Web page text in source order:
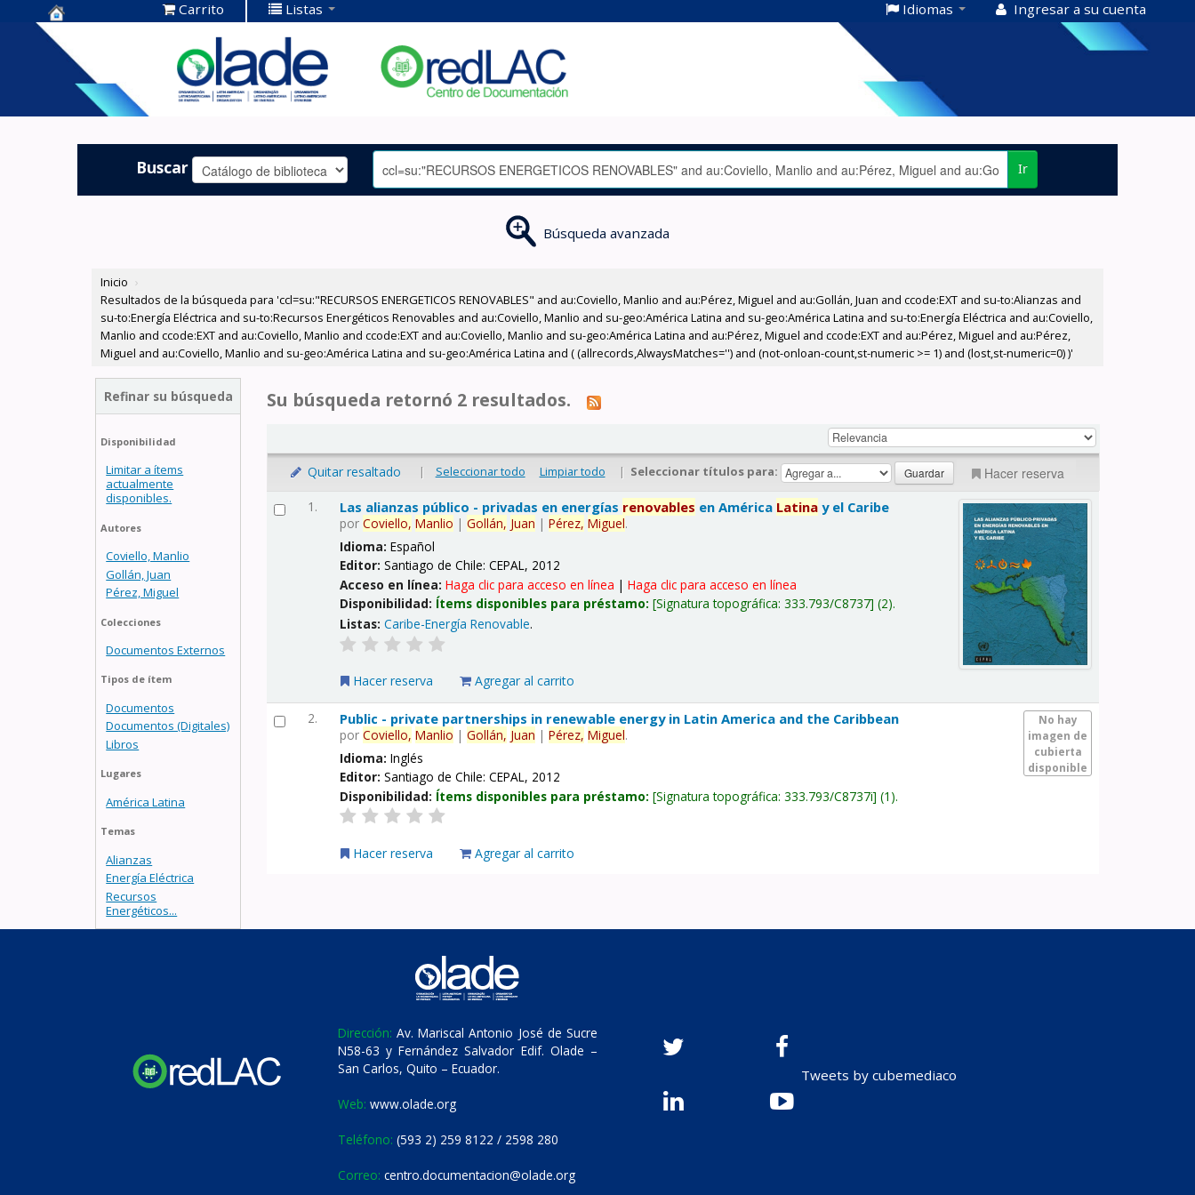
Centro de
Documentación
OLADE -
Carrito Listas Idiomas Ingresar a su cuenta
Buscar Ir
Búsqueda avanzada
Inicio ›
Resultados de la búsqueda para 'ccl=su:"RECURSOS ENERGETICOS RENOVABLES" and au:Coviello, Manlio and au:Pérez, Miguel and au:Gollán, Juan and ccode:EXT and su-to:Alianzas and
su-to:Energía Eléctrica and su-to:Recursos Energéticos Renovables and au:Coviello, Manlio and su-geo:América Latina and su-geo:América Latina and su-to:Energía Eléctrica and au:Coviello,
Manlio and ccode:EXT and au:Coviello, Manlio and ccode:EXT and au:Coviello, Manlio and su-geo:América Latina and au:Pérez, Miguel and ccode:EXT and au:Pérez, Miguel and au:Pérez,
Miguel and au:Coviello, Manlio and su-geo:América Latina and su-geo:América Latina and ( (allrecords,AlwaysMatches='') and (not-onloan-count,st-numeric >= 1) and (lost,st-numeric=0) )'
Refinar su búsqueda
Disponibilidad
Limitar a ítems
actualmente
disponibles.
Autores
Coviello, Manlio
Gollán, Juan
Pérez, Miguel
Colecciones
Documentos Externos
Tipos de ítem
Documentos
Documentos (Digitales)
Libros
Lugares
América Latina
Temas
Alianzas
Energía Eléctrica
Recursos
Energéticos...
Su búsqueda retornó 2 resultados.
Quitar resaltado | Seleccionar todo Limpiar todo | Seleccionar títulos para: Hacer reserva
1. Las alianzas público - privadas en energías renovables en América Latina y el Caribe
porCoviello, Manlio |Gollán, Juan |Pérez, Miguel.
Idioma:Español
Editor:Santiago de Chile: CEPAL, 2012
Acceso en línea:Haga clic para acceso en línea |Haga clic para acceso en línea
Disponibilidad: Ítems disponibles para préstamo: Signatura topográfica:333.793/C8737 (2).
Listas: Caribe-Energía Renovable.
Hacer reserva Agregar al carrito
2.
No hay
imagen de
cubierta
disponible
Public - private partnerships in renewable energy in Latin America and the Caribbean
porCoviello, Manlio |Gollán, Juan |Pérez, Miguel.
Idioma:Inglés
Editor:Santiago de Chile: CEPAL, 2012
Disponibilidad: Ítems disponibles para préstamo: Signatura topográfica:333.793/C8737i (1).
Hacer reserva Agregar al carrito
Dirección: Av. Mariscal Antonio José de Sucre
N58-63 y Fernández Salvador Edif. Olade –
San Carlos, Quito – Ecuador.
Web: www.olade.org
Teléfono: (593 2) 259 8122 / 2598 280
Correo: centro.documentacion@olade.org
Tweets by cubemediaco